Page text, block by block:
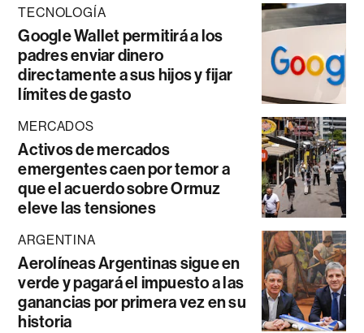
TECNOLOGÍA
Google Wallet permitirá a los
padres enviar dinero
directamente a sus hijos y fijar
límites de gasto
MERCADOS
Activos de mercados
emergentes caen por temor a
que el acuerdo sobre Ormuz
eleve las tensiones
ARGENTINA
Aerolíneas Argentinas sigue en
verde y pagará el impuesto a las
ganancias por primera vez en su
historia